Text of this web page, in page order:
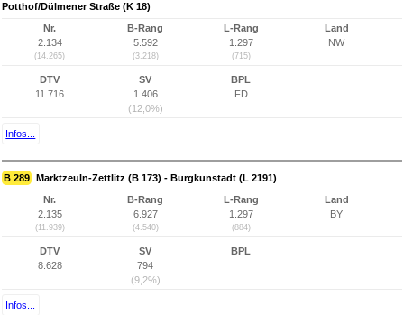
Potthof/Dülmener Straße (K 18)
Nr.
2.134
(14.265)
B-Rang
5.592
(3.218)
L-Rang
1.297
(715)
Land
NW
DTV
11.716
SV
1.406
(12,0%)
BPL
FD
Infos...
B 289 Marktzeuln-Zettlitz (B 173) - Burgkunstadt (L 2191)
Nr.
2.135
(11.939)
B-Rang
6.927
(4.540)
L-Rang
1.297
(884)
Land
BY
DTV
8.628
SV
794
(9,2%)
BPL
Infos...